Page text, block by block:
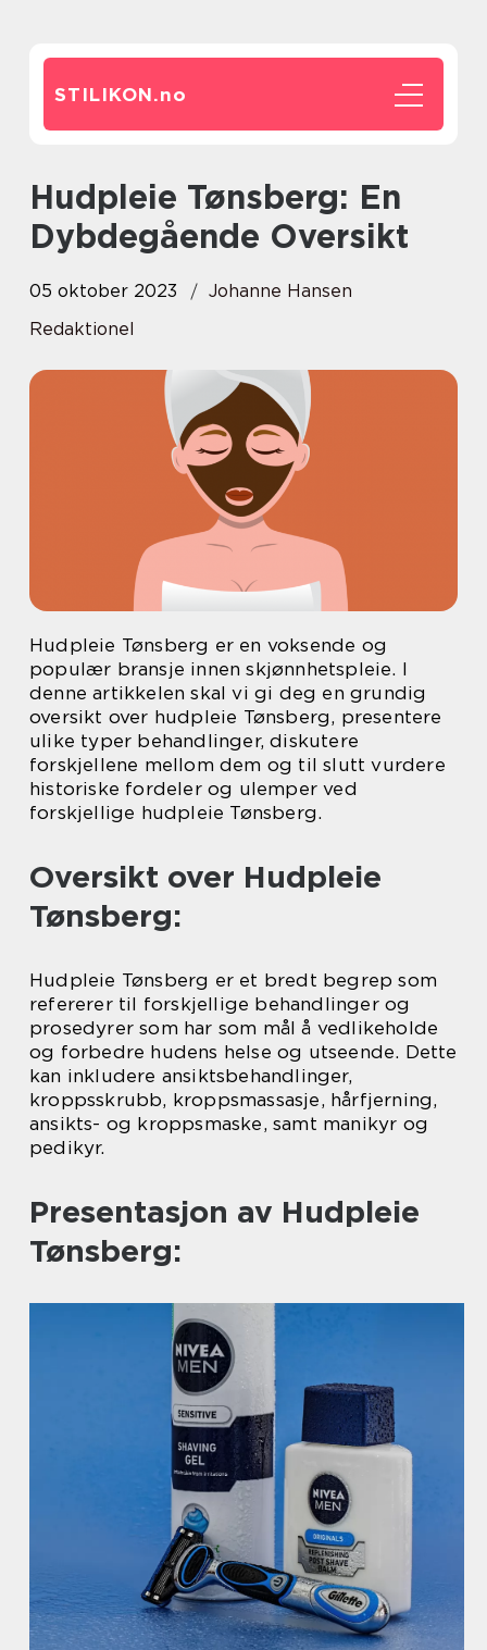
STILIKON.no
Hudpleie Tønsberg: En
Dybdegående Oversikt
05 oktober 2023
Johanne Hansen
Redaktionel
Hudpleie Tønsberg er en voksende og
populær bransje innen skjønnhetspleie. I
denne artikkelen skal vi gi deg en grundig
oversikt over hudpleie Tønsberg, presentere
ulike typer behandlinger, diskutere
forskjellene mellom dem og til slutt vurdere
historiske fordeler og ulemper ved
forskjellige hudpleie Tønsberg.
Oversikt over Hudpleie
Tønsberg:
Hudpleie Tønsberg er et bredt begrep som
refererer til forskjellige behandlinger og
prosedyrer som har som mål å vedlikeholde
og forbedre hudens helse og utseende. Dette
kan inkludere ansiktsbehandlinger,
kroppsskrubb, kroppsmassasje, hårfjerning,
ansikts- og kroppsmaske, samt manikyr og
pedikyr.
Presentasjon av Hudpleie
Tønsberg: